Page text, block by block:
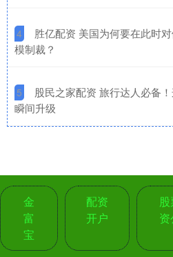
4
胜亿配资 美国为何要在此时
模制裁？
5
股民之家配资 旅行达人必备
瞬间升级
金
富
宝
配资
开户
资